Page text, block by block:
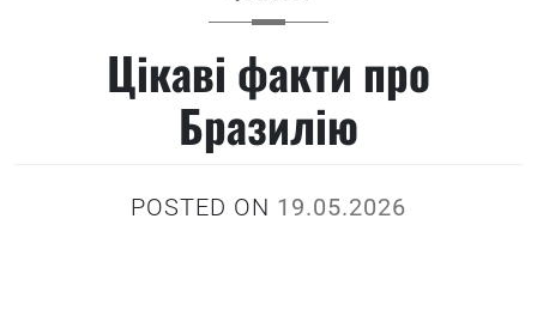
Цікаві факти про
Бразилію
POSTED ON 19.05.2026